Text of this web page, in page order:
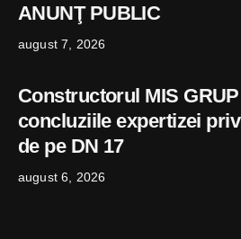
ANUNŢ PUBLIC
august 7, 2026
Constructorul MIS
concluziile expertizei
de pe DN 17
august 6, 2026